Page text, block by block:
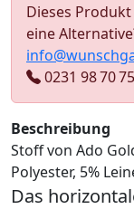
Dieses
eine
0231 98 70
Beschreibung
Stoff von Ado
Polyester, 5%
Das